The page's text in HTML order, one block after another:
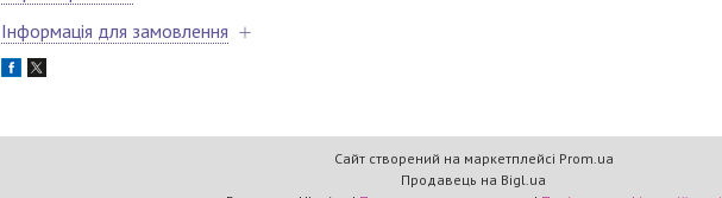
Інформація для замовлення
Сайт створений на маркетплейсі Prom.ua
Продавець на Bigl.ua